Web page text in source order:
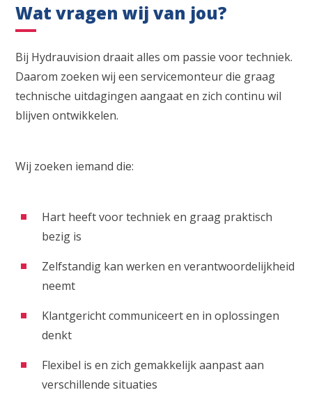
Wat vragen wij van jou?
Bij Hydrauvision draait alles om passie voor techniek.
Daarom zoeken wij een servicemonteur die graag
technische uitdagingen aangaat en zich continu wil
blijven ontwikkelen.
Wij zoeken iemand die:
Hart heeft voor techniek en graag praktisch
bezig is
Zelfstandig kan werken en verantwoordelijkheid
neemt
Klantgericht communiceert en in oplossingen
denkt
Flexibel is en zich gemakkelijk aanpast aan
verschillende situaties